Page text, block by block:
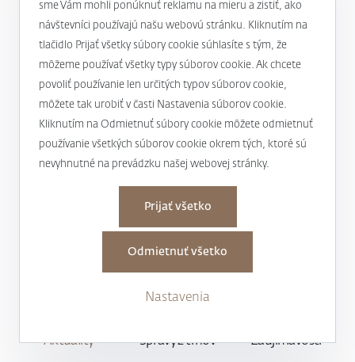
EUR/CAD 1,350 -0,6%
EUR/NOK 10,323 2,5%
Aktuality Správy z trhov Zaujímavosti
sme Vám mohli ponúknuť reklamu na mieru a zistiť, ako
návštevníci používajú našu webovú stránku. Kliknutím na
tlačidlo Prijať všetky súbory cookie súhlasíte s tým, že
môžeme používať všetky typy súborov cookie. Ak chcete
povoliť používanie len určitých typov súborov cookie,
môžete tak urobiť v časti Nastavenia súborov cookie.
Kliknutím na Odmietnuť súbory cookie môžete odmietnuť
používanie všetkých súborov cookie okrem tých, ktoré sú
nevyhnutné na prevádzku našej webovej stránky.
Prijať všetko
Odmietnuť všetko
Nastavenia